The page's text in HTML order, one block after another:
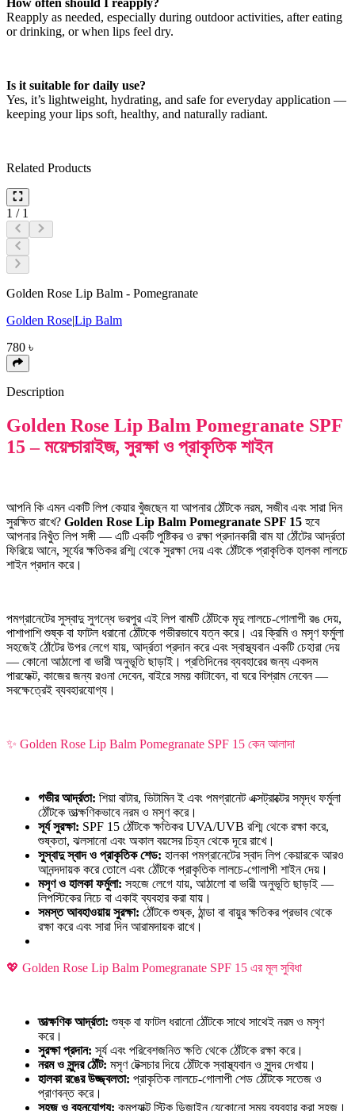
How often should I reapply?
Reapply as needed, especially during outdoor activities, after eating
or drinking, or when lips feel dry.
Is it suitable for daily use?
Yes, it’s lightweight, hydrating, and safe for everyday application —
keeping your lips soft, healthy, and naturally radiant.
Related Products
1 / 1
Golden Rose Lip Balm - Pomegranate
Golden Rose|Lip Balm
780 ৳
Description
Golden Rose Lip Balm Pomegranate SPF
15 – ময়েশ্চারাইজ, সুরক্ষা ও প্রাকৃতিক শাইন
আপনি কি এমন একটি লিপ কেয়ার খুঁজছেন যা আপনার ঠোঁটকে নরম, সজীব এবং সারা দিন
সুরক্ষিত রাখে? Golden Rose Lip Balm Pomegranate SPF 15 হবে
আপনার নিখুঁত লিপ সঙ্গী — এটি একটি পুষ্টিকর ও রক্ষা প্রদানকারী বাম যা ঠোঁটের আর্দ্রতা
ফিরিয়ে আনে, সূর্যের ক্ষতিকর রশ্মি থেকে সুরক্ষা দেয় এবং ঠোঁটকে প্রাকৃতিক হালকা লালচে
শাইন প্রদান করে।
পমগ্রানেটের সুস্বাদু সুগন্ধে ভরপুর এই লিপ বামটি ঠোঁটকে মৃদু লালচে-গোলাপী রঙ দেয়,
পাশাপাশি শুষ্ক বা ফাটল ধরানো ঠোঁটকে গভীরভাবে যত্ন করে। এর ক্রিমি ও মসৃণ ফর্মুলা
সহজেই ঠোঁটের উপর লেগে যায়, আর্দ্রতা প্রদান করে এবং স্বাস্থ্যবান একটি চেহারা দেয়
— কোনো আঠালো বা ভারী অনুভূতি ছাড়াই। প্রতিদিনের ব্যবহারের জন্য একদম
পারফেক্ট, কাজের জন্য রওনা দেবেন, বাইরে সময় কাটাবেন, বা ঘরে বিশ্রাম নেবেন —
সবক্ষেত্রেই ব্যবহারযোগ্য।
✨ Golden Rose Lip Balm Pomegranate SPF 15 কেন আলাদা
গভীর আর্দ্রতা: শিয়া বাটার, ভিটামিন ই এবং পমগ্রানেট এক্সট্রাক্টের সমৃদ্ধ ফর্মুলা
ঠোঁটকে তাত্ক্ষণিকভাবে নরম ও মসৃণ করে।
সূর্য সুরক্ষা: SPF 15 ঠোঁটকে ক্ষতিকর UVA/UVB রশ্মি থেকে রক্ষা করে,
শুষ্কতা, ঝলসানো এবং অকাল বয়সের চিহ্ন থেকে দূরে রাখে।
সুস্বাদু স্বাদ ও প্রাকৃতিক শেড: হালকা পমগ্রানেটের স্বাদ লিপ কেয়ারকে আরও
আনন্দদায়ক করে তোলে এবং ঠোঁটকে প্রাকৃতিক লালচে-গোলাপী শাইন দেয়।
মসৃণ ও হালকা ফর্মুলা: সহজে লেগে যায়, আঠালো বা ভারী অনুভূতি ছাড়াই —
লিপস্টিকের নিচে বা একাই ব্যবহার করা যায়।
সমস্ত আবহাওয়ায় সুরক্ষা: ঠোঁটকে শুষ্ক, ঠান্ডা বা বায়ুর ক্ষতিকর প্রভাব থেকে
রক্ষা করে এবং সারা দিন আরামদায়ক রাখে।
💖 Golden Rose Lip Balm Pomegranate SPF 15 এর মূল সুবিধা
তাত্ক্ষণিক আর্দ্রতা:শুষ্ক বা ফাটল ধরানো ঠোঁটকে সাথে সাথেই নরম ও মসৃণ
করে।
সুরক্ষা প্রদান: সূর্য এবং পরিবেশজনিত ক্ষতি থেকে ঠোঁটকে রক্ষা করে।
নরম ও সুন্দর ঠোঁট: মসৃণ টেক্সচার দিয়ে ঠোঁটকে স্বাস্থ্যবান ও সুন্দর দেখায়।
হালকা রঙের উজ্জ্বলতা: প্রাকৃতিক লালচে-গোলাপী শেড ঠোঁটকে সতেজ ও
প্রাণবন্ত করে।
সহজ ও বহনযোগ্য: কমপ্যাক্ট স্টিক ডিজাইন যেকোনো সময় ব্যবহার করা সহজ।